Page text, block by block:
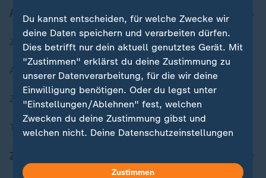
Aktuell bei ZDFheute
Zuletzt veröffentlicht
Aktuelle Sendungs-Videos
ZDFheute Stories
Themen im Überblick
Du kannst entscheiden, für welche Zwecke wir
deine Daten speichern und verarbeiten dürfen.
Dies betrifft nur dein aktuell genutztes Gerät. Mit
"Zustimmen" erklärst du deine Zustimmung zu
unserer Datenverarbeitung, für die wir deine
Einwilligung benötigen. Oder du legst unter
"Einstellungen/Ablehnen" fest, welchen
Zwecken du deine Zustimmung gibst und
welchen nicht. Deine Datenschutzeinstellungen
in deinen Einstellungen widerrufen oder ändern.
Zustimmen